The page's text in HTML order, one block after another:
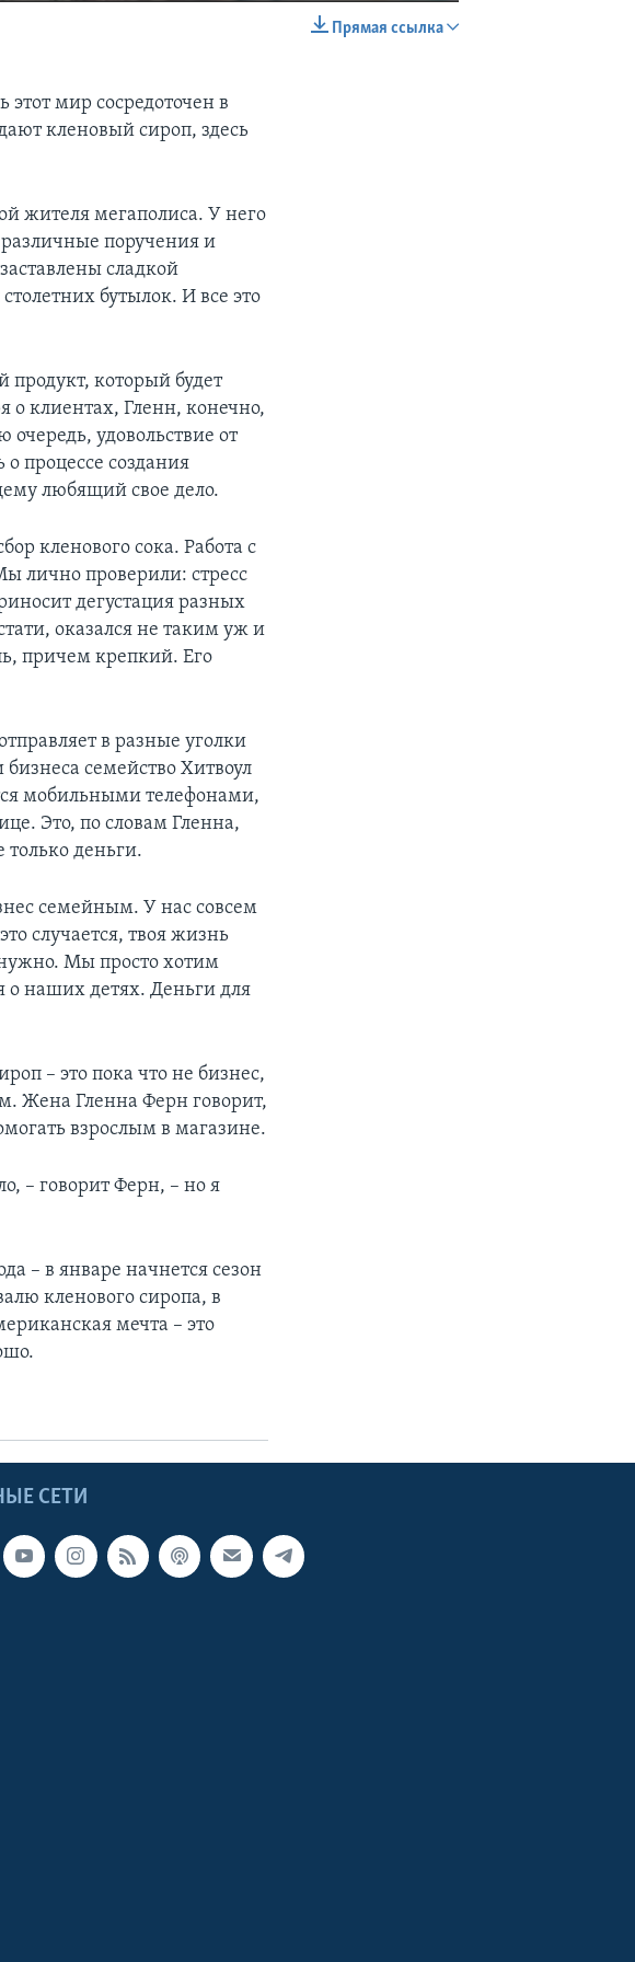
Прямая ссылка
мир сосредоточен в
кленовый сироп, здесь
жителя мегаполиса. У него
поручения и
сладкой
бутылок. И все это
продукт, который будет
о клиентах, Гленн, конечно,
очередь, удовольствие от
процессе создания
любящий свое дело.
кленового сока. Работа с
лично проверили: стресс
дегустация разных
оказался не таким уж и
причем крепкий. Его
в разные уголки
семейство Хитвоул
мобильными телефонами,
Это, по словам Гленна,
только деньги.
семейным. У нас совсем
случается, твоя жизнь
Мы просто хотим
о наших детях. Деньги для
– это пока что не бизнес,
Жена Гленна Ферн говорит,
взрослым в магазине.
– говорит Ферн, – но я
– в январе начнется сезон
кленового сиропа, в
мечта – это
СЕТИ